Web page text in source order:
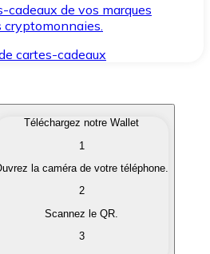
cadeaux de vos marques
cryptomonnaies.
cartes-cadeaux
qui vous intéressent
en monnaie
Téléchargez notre Wallet
1
la caméra de votre téléphone.
2
Scannez le QR.
3